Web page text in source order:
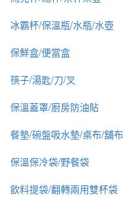
冰霸杯/保溫瓶/水瓶/水壺
保鮮盒/便當盒
筷子/湯匙/刀/叉
保溫蓋罩/廚房防油貼
餐墊/碗盤吸水墊/桌布/舖布
保溫保冷袋/野餐袋
飲料提袋/翻轉兩用雙杯袋